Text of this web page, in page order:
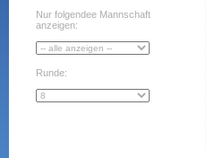
Nur folgendee Mannschaft
anzeigen:
Runde: